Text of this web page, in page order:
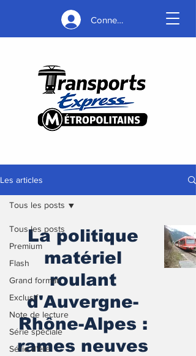
Connexion
Les articles
Tous les posts
Premium
Flash
Grand format
Exclusif
Note de lecture
Série spéciale
Série d'été
Tous les posts
La politique
matériel
roulant
d'Auvergne-
Rhône-Alpes :
rames neuves